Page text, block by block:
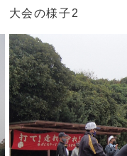
大会の様子2